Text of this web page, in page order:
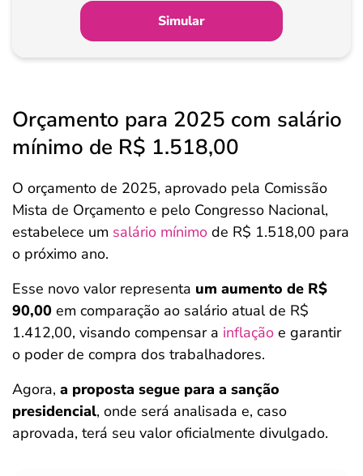
Simular
Orçamento para 2025 com salário
mínimo de R$ 1.518,00
O orçamento de 2025, aprovado pela Comissão
Mista de Orçamento e pelo Congresso Nacional,
estabelece um salário mínimo de R$ 1.518,00 para
o próximo ano.
Esse novo valor representa um aumento de R$
90,00 em comparação ao salário atual de R$
1.412,00, visando compensar a inflação e garantir
o poder de compra dos trabalhadores.
Agora, a proposta segue para a sanção
presidencial, onde será analisada e, caso
aprovada, terá seu valor oficialmente divulgado.